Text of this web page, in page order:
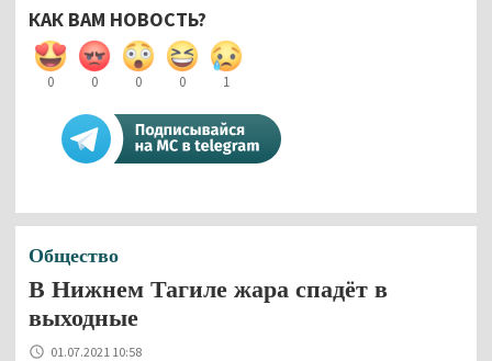
КАК ВАМ НОВОСТЬ?
0 0 0 0 1
Общество
В Нижнем Тагиле жара спадёт в
выходные
01.07.2021 10:58